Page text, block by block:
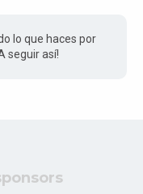
lo que haces por
seguir así!